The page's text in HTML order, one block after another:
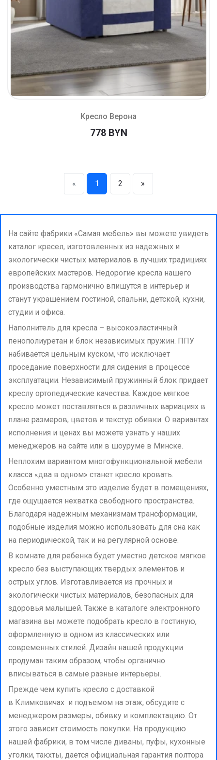
Кресло Верона
778 BYN
« 1 2 »
На сайте фабрики «Самая мебель» вы можете увидеть
каталог кресел, изготовленных из надежных и
экологически чистых материалов в лучших традициях
европейских мастеров. Недорогие кресла нашего
производства гармонично впишутся в интерьер и
станут украшением гостиной, спальни, детской, кухни,
студии и офиса.
Наполнитель для кресла – высокоэластичный
пенополиуретан и блок независимых пружин. ППУ
набивается цельным куском, что исключает
проседание поверхности для сидения в процессе
эксплуатации. Независимый пружинный блок придает
креслу ортопедические качества. Каждое мягкое
кресло может поставляться в различных вариациях в
плане размеров, цветов и текстур обивки. О вариантах
исполнения и ценах вы можете узнать у наших
менеджеров на сайте или в шоуруме в Минске.
Неплохим вариантом многофункциональной мебели
класса «два в одном» станет кресло кровать.
Особенно уместным это изделие будет в помещениях,
где ощущается нехватка свободного пространства.
Благодаря надежным механизмам трансформации,
подобные изделия можно использовать для сна как
на периодической, так и на регулярной основе.
В комнате для ребенка будет уместно детское мягкое
кресло без выступающих твердых элементов и
острых углов. Изготавливается из прочных и
экологически чистых материалов, безопасных для
здоровья малышей. Также в каталоге электронного
магазина вы можете подобрать кресло в гостиную,
оформленную в одном из классических или
современных стилей. Дизайн нашей продукции
продуман таким образом, чтобы органично
вписываться в самые разные интерьеры.
Прежде чем купить кресло с доставкой
в Климковичах и подъемом на этаж, обсудите с
менеджером размеры, обивку и комплектацию. От
этого зависит стоимость покупки. На продукцию
нашей фабрики, в том числе диваны, пуфы, кухонные
уголки, такхты, дается официальная гарантия полтора